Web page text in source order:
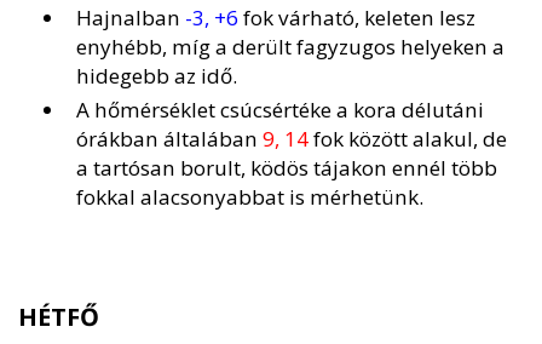
Hajnalban -3, +6 fok várható, keleten lesz
enyhébb, míg a derült fagyzugos helyeken a
hidegebb az idő.
A hőmérséklet csúcsértéke a kora délutáni
órákban általában 9, 14fok között alakul, de
a tartósan borult, ködös tájakon ennél több
fokkal alacsonyabbat is mérhetünk.
HÉTFŐ